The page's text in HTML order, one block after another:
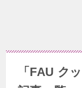
「FAU ク